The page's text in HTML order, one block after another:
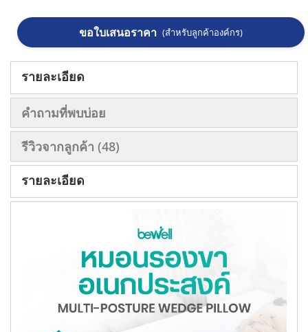
ขอใบเสนอราคา (สำหรับลูกค้าองค์กร)
รายละเอียด
คำถามที่พบบ่อย
รีวิวจากลูกค้า 48
รายละเอียด